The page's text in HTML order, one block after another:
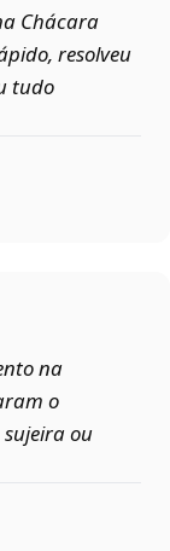
Chácara
resolveu
tudo
na
o
ou